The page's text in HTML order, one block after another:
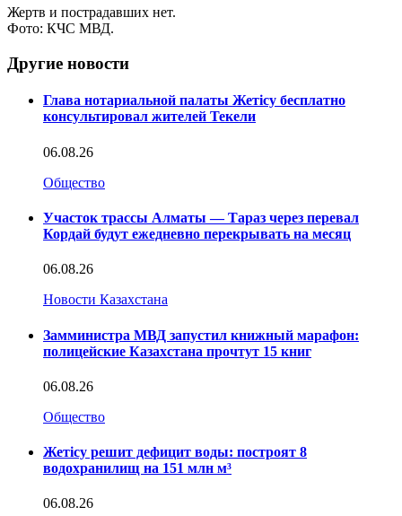
Жертв и пострадавших нет.
Фото: КЧС МВД.
Другие новости
Глава нотариальной палаты Жетісу бесплатно
консультировал жителей Текели
06.08.26
Общество
Участок трассы Алматы — Тараз через перевал
Кордай будут ежедневно перекрывать на месяц
06.08.26
Новости Казахстана
Замминистра МВД запустил книжный марафон:
полицейские Казахстана прочтут 15 книг
06.08.26
Общество
Жетісу решит дефицит воды: построят 8
водохранилищ на 151 млн м³
06.08.26